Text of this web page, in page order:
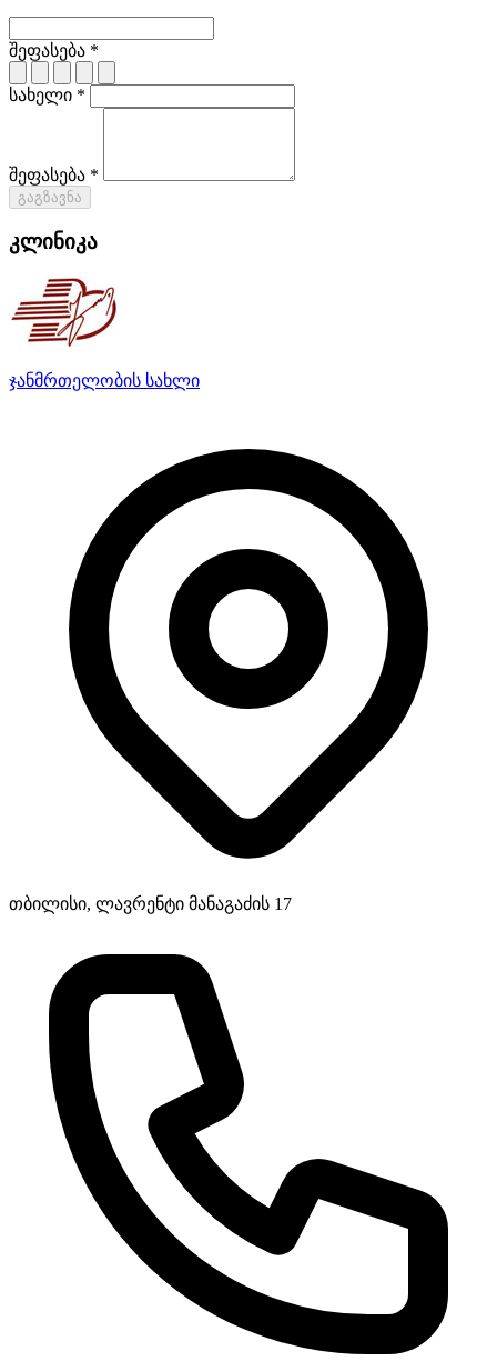
შეფასება *
სახელი *
შეფასება *
გაგზავნა
კლინიკა
ჯანმრთელობის სახლი
თბილისი, ლავრენტი მანაგაძის 17